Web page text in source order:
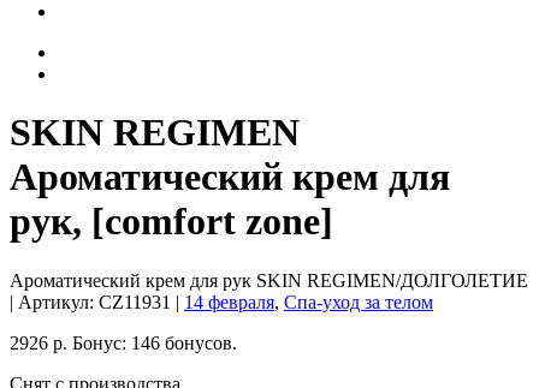
SKIN REGIMEN
Ароматический крем для
рук, [comfort zone]
Ароматический крем для рук SKIN REGIMEN/ДОЛГОЛЕТИЕ
| Артикул: CZ11931 | 14 февраля, Спа-уход за телом
2926 р. Бонус: 146 бонусов.
Снят с производства